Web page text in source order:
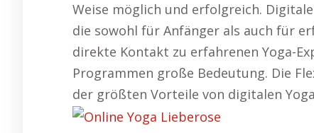
Weise möglich und erfolgreich.
die sowohl für Anfänger als auch für
direkte Kontakt zu erfahrenen Yoga-
Programmen große Bedeutung. Die
der größten Vorteile von digitalen